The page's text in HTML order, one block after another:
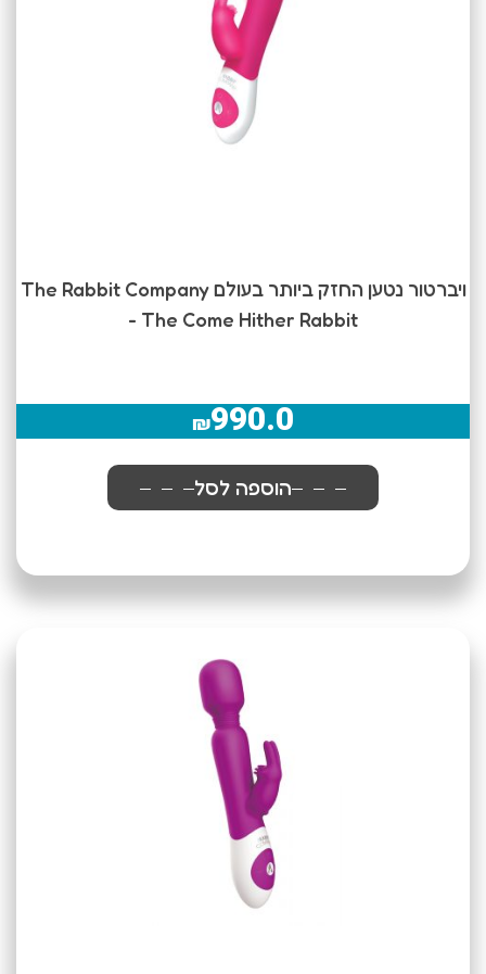
ויברטור נטען החזק ביותר בעולם The Rabbit Company
- The Come Hither Rabbit
₪990.0
הוספה לסל